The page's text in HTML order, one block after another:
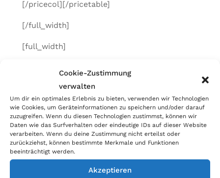
Cookie-Zustimmung
verwalten
Um dir ein optimales Erlebnis zu bieten, verwenden wir Technologien
wie Cookies, um Geräteinformationen zu speichern und/oder darauf
zuzugreifen. Wenn du diesen Technologien zustimmst, können wir
Daten wie das Surfverhalten oder eindeutige IDs auf dieser Website
verarbeiten. Wenn du deine Zustimmung nicht erteilst oder
zurückziehst, können bestimmte Merkmale und Funktionen
beeinträchtigt werden.
Akzeptieren
[/pricecol][/pricetable]
[/full_width]
[full_width]
Kontakt aufnehmen[/btn_yellow]
[/full_width]
[full_width]
[/full_width]